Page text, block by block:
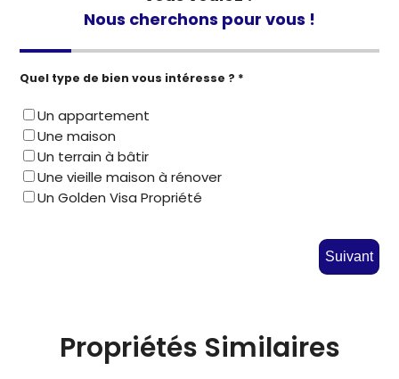
Nous cherchons pour vous !
Quel type de bien vous intéresse ? *
Un appartement
Une maison
Un terrain à bâtir
Une vieille maison à rénover
Un Golden Visa Propriété
Suivant
Propriétés Similaires